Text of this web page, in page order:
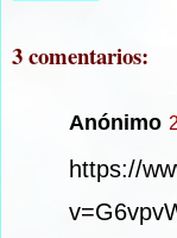
3 comentarios:
Anónimo
https://